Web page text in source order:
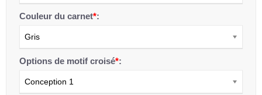
Couleur du carnet*:
Gris
Options de motif croisé*:
Conception 1